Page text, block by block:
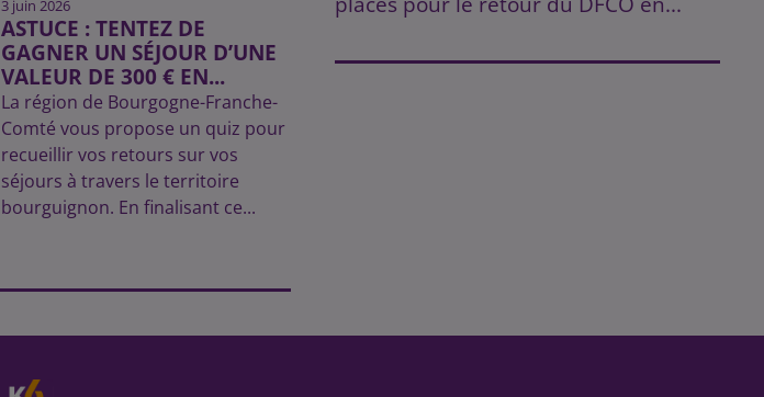
3 juin 2026
ASTUCE : TENTEZ DE
GAGNER UN SÉJOUR D’UNE
VALEUR DE 300 € EN...
La région de Bourgogne-Franche-
Comté vous propose un quiz pour
recueillir vos retours sur vos
séjours à travers le territoire
bourguignon. En finalisant ce...